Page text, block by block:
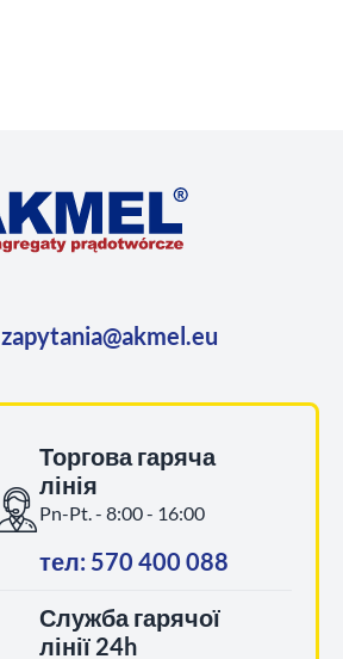
zapytania@akmel.eu
Торгова гаряча
лінія
Pn-Pt. - 8:00 - 16:00
тел: 570 400 088
Служба гарячої
лінії 24h